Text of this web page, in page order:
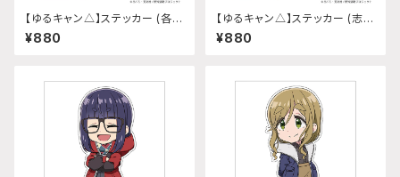
【ゆるキャン△】ステッカー (各務
原なでしこ『SEASON3』)
¥880
【ゆるキャン△】ステッカー (志摩
リン『SEASON3』)
¥880